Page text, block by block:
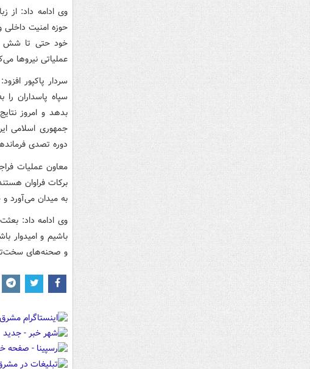
وی ادامه داد: از
حوزه امنیت
خود حتی تا شش
عملیاتی نیروها
سپاه پاسداران
بدهد و امروز
جمهوری اسلامی
دوره تصدی
معاون عملیات
برکات فراوان
به میدان می‌آورد
وی ادامه داد:
باشیم و امیدوار
و صحنه‌های سخت‌تر